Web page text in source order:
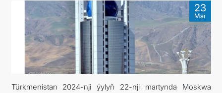
TÜRKMENISTAN
KONSULLYK HYZMATLARY
DIM
ARAGATNAŞYK
23
Mar
Türkmenistan 2024-nji ýylyň 22-nji martynda Moskwa